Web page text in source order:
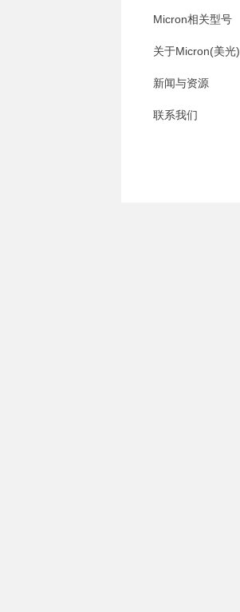
Micron相关型号
关于Micron(美光)
新闻与资源
联系我们